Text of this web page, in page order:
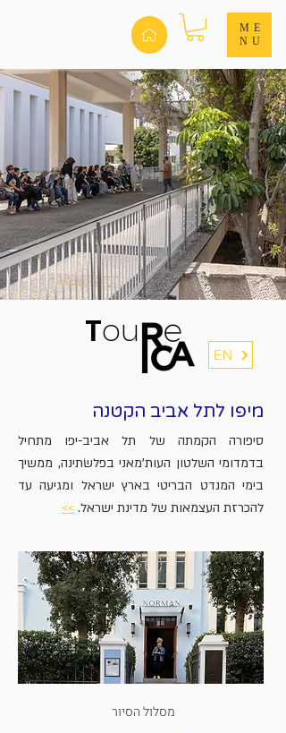
ME
NU
מיפו לתל אביב הקטנה
סיפורה הקמתה של תל אביב-יפו מתחיל
בדמדומי השלטון העות'מאני בפלשׂתינה, ממשיך
בימי המנדט הבריטי בארץ ישראל ומגיעה עד
להכרזת העצמאות של מדינת ישראל. >>
מסלול הסיור
Tou
EN